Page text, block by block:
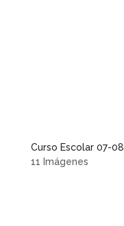
Curso Escolar 07-08
11 Imágenes